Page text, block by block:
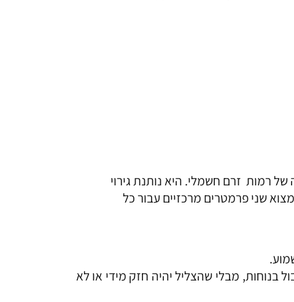
רמות זרם חשמלי. היא נותנת גירוי
שני פרמטרים מרכזיים עבור כל
בנוחות, מבלי שהצליל יהיה חזק מידי או לא